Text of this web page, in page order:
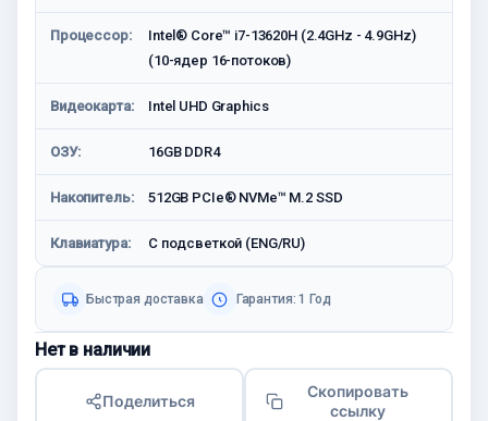
Процессор:
Intel® Core™ i7-13620H (2.4GHz - 4.9GHz)
(10-ядер 16-потоков)
Видеокарта: Intel UHD Graphics
ОЗУ: 16GB DDR4
Накопитель: 512GB PCIe® NVMe™ M.2 SSD
Клавиатура: С подсветкой (ENG/RU)
Быстрая доставка Гарантия: 1 Год
Нет в наличии
Поделиться
Скопировать
ссылку